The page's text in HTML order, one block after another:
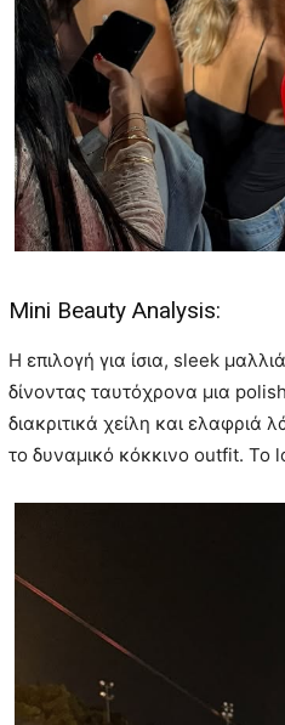
Mini Beauty Analysis:
Η επιλογή για ίσια, sleek
δίνοντας ταυτόχρονα μια
διακριτικά χείλη και ελαφριά
το δυναμικό κόκκινο outfit. Το